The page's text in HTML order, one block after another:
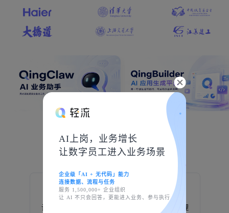
AI上岗，业务增长
让数字员工进入业务场景
企业级「AI + 无代码」能力
连接数据、流程与任务
服务 1,500,000+ 企业组织
让 AI 不只会回答，更能进入业务、参与执行
创造于轻流
设备巡检 生产管理